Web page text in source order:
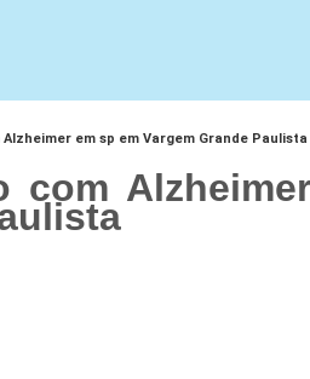
em sp em Vargem Grande Paulista
com